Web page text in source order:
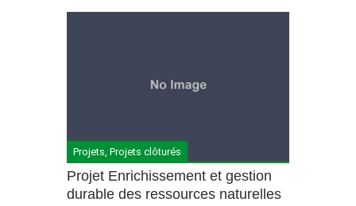
Projets Projets clôturés
Projet Enrichissement et gestion
durable des ressources naturelles